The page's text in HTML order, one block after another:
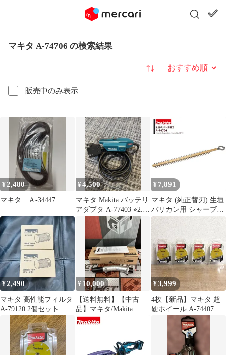
マキタ A-74706 の検索結果
販売中のみ表示
並び替え
¥ 2,480
マキタ Ａ-34447
¥4,500
マキタ Makita バッテリ
アダプタ A-77403 ⭐︎2.3
回使用⭐︎
¥ 7,891
マキタ (純正替刃) 生垣
バリカン用 シャーブレ
ード 偏角拝み刃仕様 刃
74706
¥2,490
マキタ 高性能フィルタ
A-79120 2個セット
¥ 10,000
【送料無料】【中古
品】マキタ/Makita A-
75079 角度変更アタ
¥3,999
4枚【新品】マキタ 超
硬ホイール A-74407